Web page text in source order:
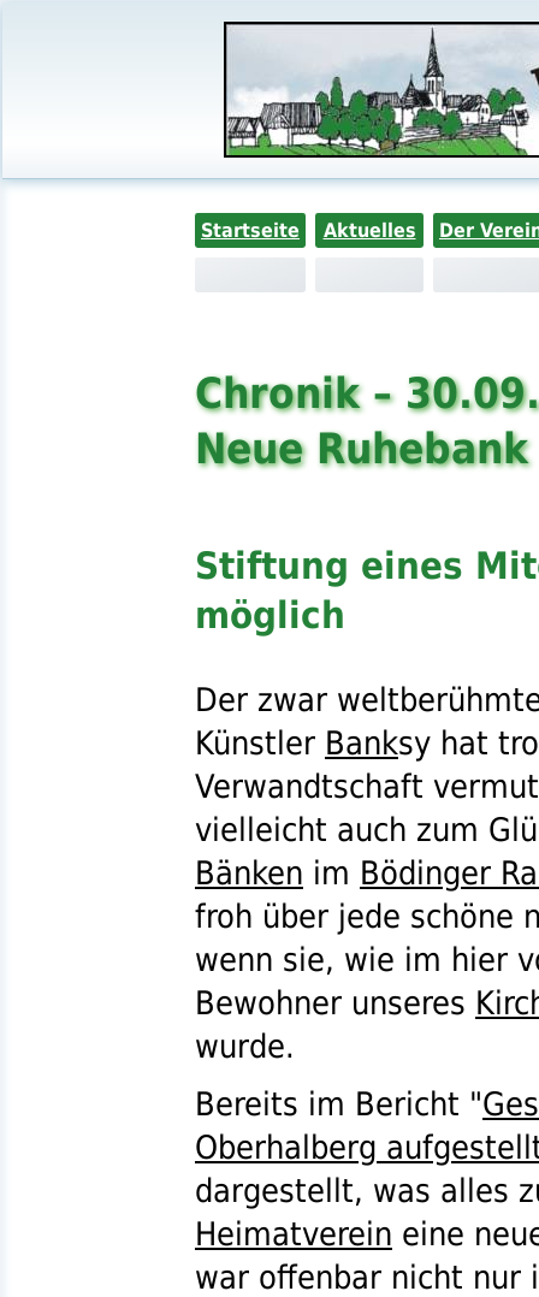
Startseite Aktuelles Der
Chronik –
Neue
Stiftung eines
möglich
Der zwar
Künstler Banksy hat
Verwandtschaft
vielleicht auch zum
Bänken im Bödinger
froh über jede schöne
wenn sie, wie im hier
Bewohner unseres
wurde.
Bereits im Bericht "
Oberhalberg
dargestellt, was alles
Heimatverein eine
war offenbar nicht nur